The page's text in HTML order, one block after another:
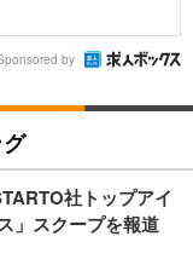
by
社トップアイ
」スクープを報道